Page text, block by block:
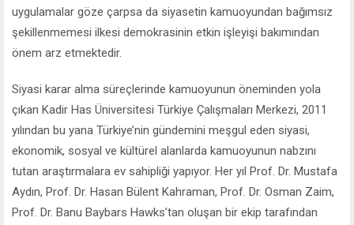
uygulamalar göze çarpsa da siyasetin kamuoyundan bağımsız
şekillenmemesi ilkesi demokrasinin etkin işleyişi bakımından
önem arz etmektedir.
Siyasi karar alma süreçlerinde kamuoyunun öneminden yola
çıkan Kadir Has Üniversitesi Türkiye Çalışmaları Merkezi, 2011
yılından bu yana Türkiye’nin gündemini meşgul eden siyasi,
ekonomik, sosyal ve kültürel alanlarda kamuoyunun nabzını
tutan araştırmalara ev sahipliği yapıyor. Her yıl Prof. Dr. Mustafa
Aydın, Prof. Dr. Hasan Bülent Kahraman, Prof. Dr. Osman Zaim,
Prof. Dr. Banu Baybars Hawks’tan oluşan bir ekip tarafından